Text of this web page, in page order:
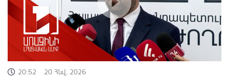
20:52 20 Հնվ, 2026